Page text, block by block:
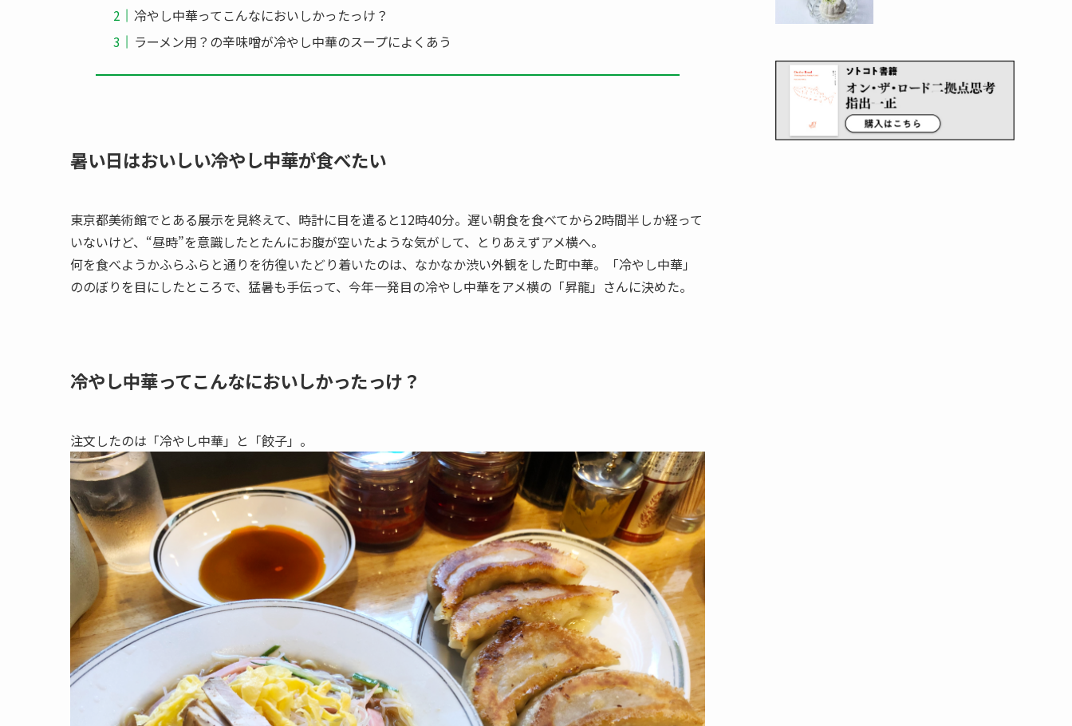
冷やし中華ってこんなにおいしかったっけ？
ラーメン用？の辛味噌が冷やし中華のスープによくあう
暑い日はおいしい冷やし中華が食べたい
東京都美術館でとある展示を見終えて、時計に目を遣ると12時40分。遅い朝食を食べてから2時間半しか経って
いないけど、“昼時”を意識したとたんにお腹が空いたような気がして、とりあえずアメ横へ。
何を食べようかふらふらと通りを彷徨いたどり着いたのは、なかなか渋い外観をした町中華。「冷やし中華」
ののぼりを目にしたところで、猛暑も手伝って、今年一発目の冷やし中華をアメ横の「昇龍」さんに決めた。
冷やし中華ってこんなにおいしかったっけ？
注文したのは「冷やし中華」と「餃子」。